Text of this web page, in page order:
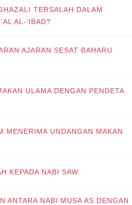
TERSALAH DALAM
AL-'IBAD?
AJARAN SESAT BAHARU
ULAMA DENGAN PENDETA
MENERIMA UNDANGAN MAKAN
KEPADA NABI SAW
ANTARA NABI MUSA AS DENGAN